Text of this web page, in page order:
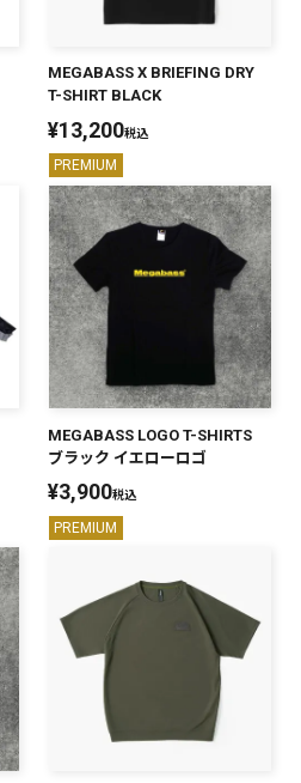
～¥
在庫あり
全て
PREMIUM
新作
全て
MEGABASS X BRIEFING DRY
T-SHIRT BLACK
¥13,200税込
PREMIUM
MEGABASS LOGO T-SHIRTS
ブラック イエローロゴ
¥3,900税込
PREMIUM